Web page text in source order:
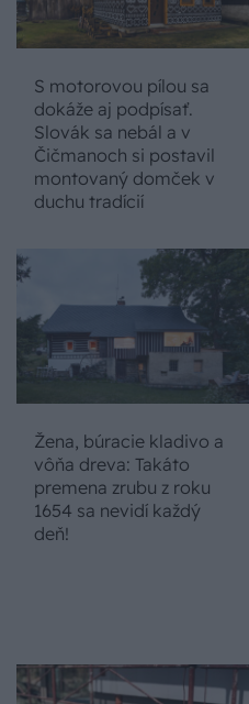
S motorovou pílou sa
dokáže aj podpísať.
Slovák sa nebál a v
Čičmanoch si postavil
montovaný domček v
duchu tradícií
Žena, búracie kladivo a
vôňa dreva: Takáto
premena zrubu z roku
1654 sa nevidí každý
deň!